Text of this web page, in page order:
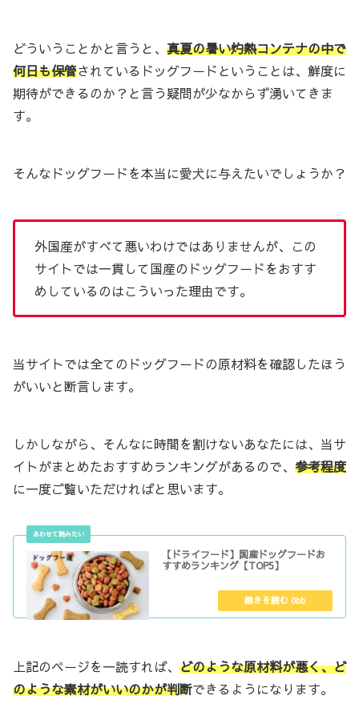
どういうことかと言うと、 真夏の暑い灼熱コンテナの中で
何日も保管されているドッグフードということは、鮮度に
期待ができるのか？と言う疑問が少なからず湧いてきま
す。
そんなドッグフードを本当に愛犬に与えたいでしょうか？
外国産がすべて悪いわけではありませんが、この
サイトでは一貫して国産のドッグフードをおすす
めしているのはこういった理由です。
当サイトでは全てのドッグフードの原材料を確認したほう
がいいと断言します。
しかしながら、そんなに時間を割けないあなたには、当サ
イトがまとめたおすすめランキングがあるので、 参考程度
に一度ご覧いただければと思います。
【ドライフード】国産ドッグフードお
すすめランキング【TOP5】
上記のページを一読すれば、 どのような原材料が悪く、ど
のような素材がいいのかが判断できるようになります。